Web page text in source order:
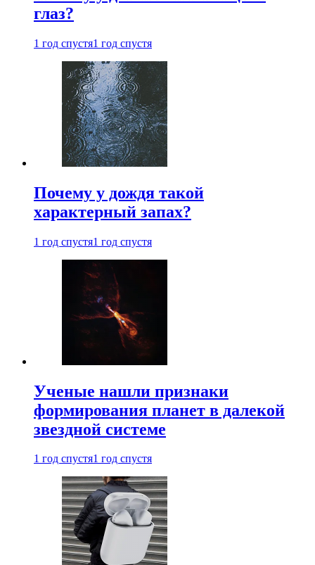
глаз?
1 год спустя1 год спустя
Почему у дождя такой
характерный запах?
1 год спустя1 год спустя
Ученые нашли признаки
формирования планет в далекой
звездной системе
1 год спустя1 год спустя